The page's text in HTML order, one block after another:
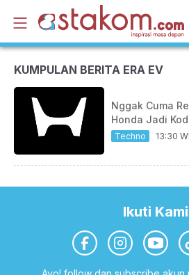
KUMPULAN BERITA ERA EV
Nggak Cuma
Honda Jadi
Techno 13:30
Ikuti Kami